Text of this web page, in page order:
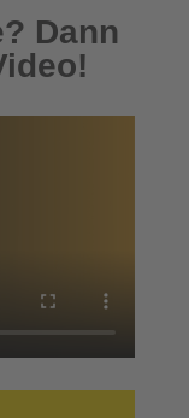
Dann